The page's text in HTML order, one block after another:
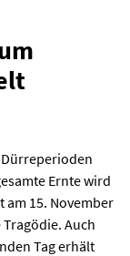
Ernte wird
am 15. November
Auch
Tag erhält